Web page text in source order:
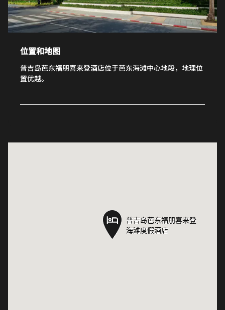
位置和地图
普吉岛芭东福朋喜来登酒店位于芭东海滩中心地段，地理位
置优越。
普吉岛芭东福朋喜来登
海滩度假酒店
普吉岛芭东福朋喜来登
海滩度假酒店